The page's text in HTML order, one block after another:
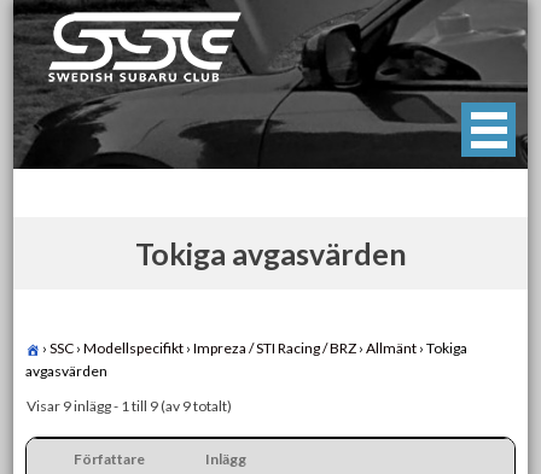
Skip
to
content
Swedish Subaru Club
För oss som älskar Subaru!
Tokiga avgasvärden
› SSC › Modellspecifikt › Impreza / STI Racing / BRZ › Allmänt › Tokiga
avgasvärden
Visar 9 inlägg - 1 till 9 (av 9 totalt)
Författare Inlägg